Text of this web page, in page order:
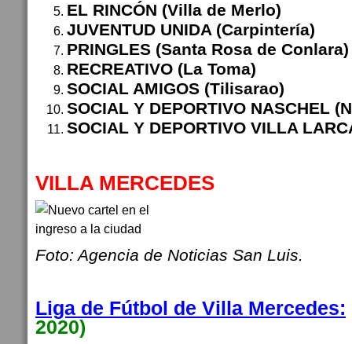
EL RINCÓN (Villa de Merlo)
JUVENTUD UNIDA (Carpintería)
PRINGLES (Santa Rosa de Conlara)
RECREATIVO (La Toma)
SOCIAL AMIGOS (Tilisarao)
SOCIAL Y DEPORTIVO NASCHEL
SOCIAL Y DEPORTIVO VILLA
VILLA MERCEDES
Foto: Agencia de Noticias San Luis.
Liga de Fútbol de Villa Mercedes:
2020)